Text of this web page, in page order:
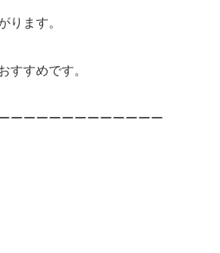
ります。
すすめです。
ーーーーーーーーーーーー